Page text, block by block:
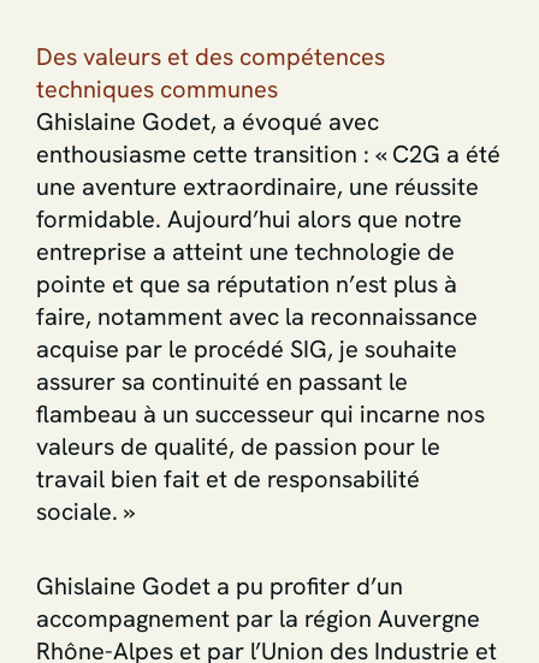
Des valeurs et des compétences
techniques communes
Ghislaine Godet, a évoqué avec
enthousiasme cette transition : « C2G a été
une aventure extraordinaire, une réussite
formidable. Aujourd’hui alors que notre
entreprise a atteint une technologie de
pointe et que sa réputation n’est plus à
faire, notamment avec la reconnaissance
acquise par le procédé SIG, je souhaite
assurer sa continuité en passant le
flambeau à un successeur qui incarne nos
valeurs de qualité, de passion pour le
travail bien fait et de responsabilité
sociale. »
Ghislaine Godet a pu profiter d’un
accompagnement par la région Auvergne
Rhône-Alpes et par l’Union des Industrie et